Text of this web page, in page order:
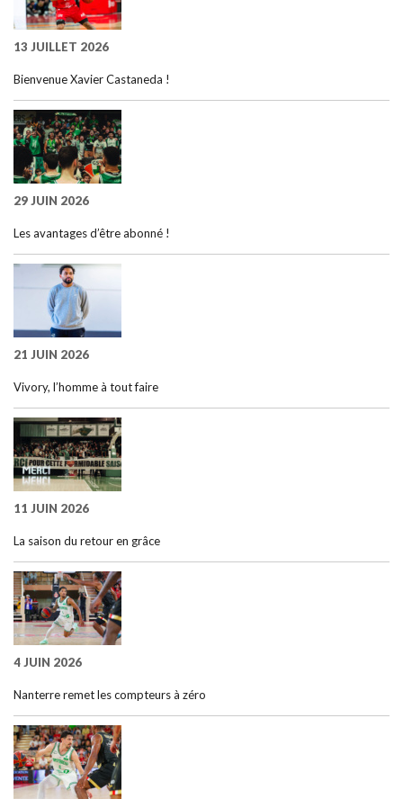
13 JUILLET 2026
Bienvenue Xavier Castaneda !
29 JUIN 2026
Les avantages d’être abonné !
21 JUIN 2026
Vivory, l’homme à tout faire
11 JUIN 2026
La saison du retour en grâce
4 JUIN 2026
Nanterre remet les compteurs à zéro